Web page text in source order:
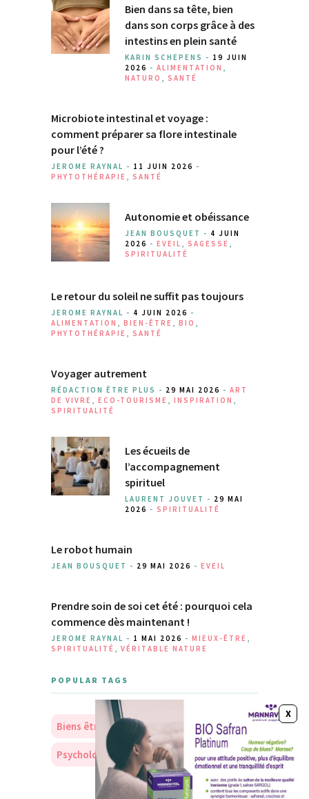
Bien dans sa tête, bien
dans son corps grâce à des
intestins en plein santé
KARIN SCHEPENS - 19 JUIN
2026 - ALIMENTATION ,
NATURO , SANTÉ
Microbiote intestinal et voyage :
comment préparer sa flore intestinale
pour l’été ?
JEROME RAYNAL - 11 JUIN 2026 -
PHYTOTHÉRAPIE , SANTÉ
Autonomie et obéissance
JEAN BOUSQUET - 4 JUIN
2026 - EVEIL , SAGESSE ,
SPIRITUALITÉ
Le retour du soleil ne suffit pas toujours
JEROME RAYNAL - 4 JUIN 2026 -
ALIMENTATION , BIEN-ÊTRE , BIO ,
PHYTOTHÉRAPIE , SANTÉ
Voyager autrement
RÉDACTION ÊTRE PLUS - 29 MAI 2026 - ART
DE VIVRE , ECO-TOURISME , INSPIRATION ,
SPIRITUALITÉ
Les écueils de
l’accompagnement
spirituel
LAURENT JOUVET - 29 MAI
2026 - SPIRITUALITÉ
Le robot humain
JEAN BOUSQUET - 29 MAI 2026 - EVEIL
Prendre soin de soi cet été : pourquoi cela
commence dès maintenant !
JEROME RAYNAL - 1 MAI 2026 - MIEUX-ÊTRE ,
SPIRITUALITÉ , VÉRITABLE NATURE
POPULAR TAGS
Biens être Soins Nourriture
Psychologie Personnalité